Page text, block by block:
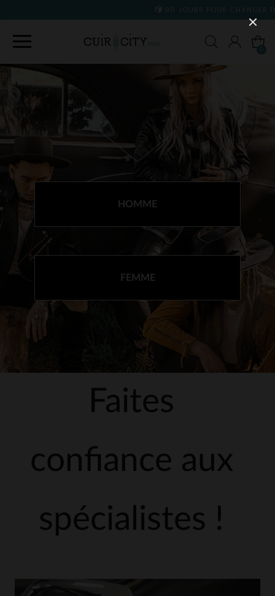
90 JOURS POUR CHANGER D'AVIS
VOTRE RAYON
HOMME
FEMME
Faites
confiance aux
spécialistes !